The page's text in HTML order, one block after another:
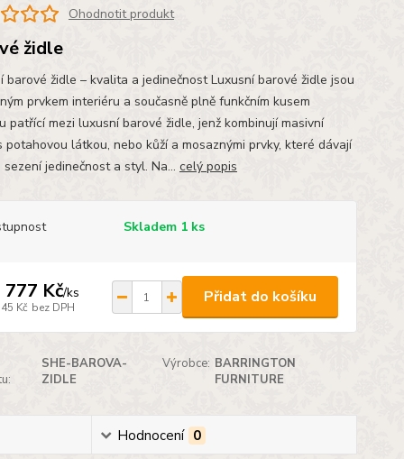
Ohodnotit produkt
židle
barové židle – kvalita a jedinečnost Luxusní barové židle jsou
prvkem interiéru a současně plně funkčním kusem
patřící mezi luxusní barové židle, jenž kombinují masivní
potahovou látkou, nebo kůží a mosaznými prvky, které dávají
jedinečnost a styl. Na... celý popis
Skladem 1 ks
777 Kč/ks
Kč bez DPH
Přidat do košíku
SHE-BAROVA-
ZIDLE
Výrobce: BARRINGTON
FURNITURE
Hodnocení 0